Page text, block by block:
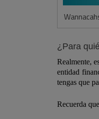
¿Para
Realmente,
entidad
tengas que
Recuerda